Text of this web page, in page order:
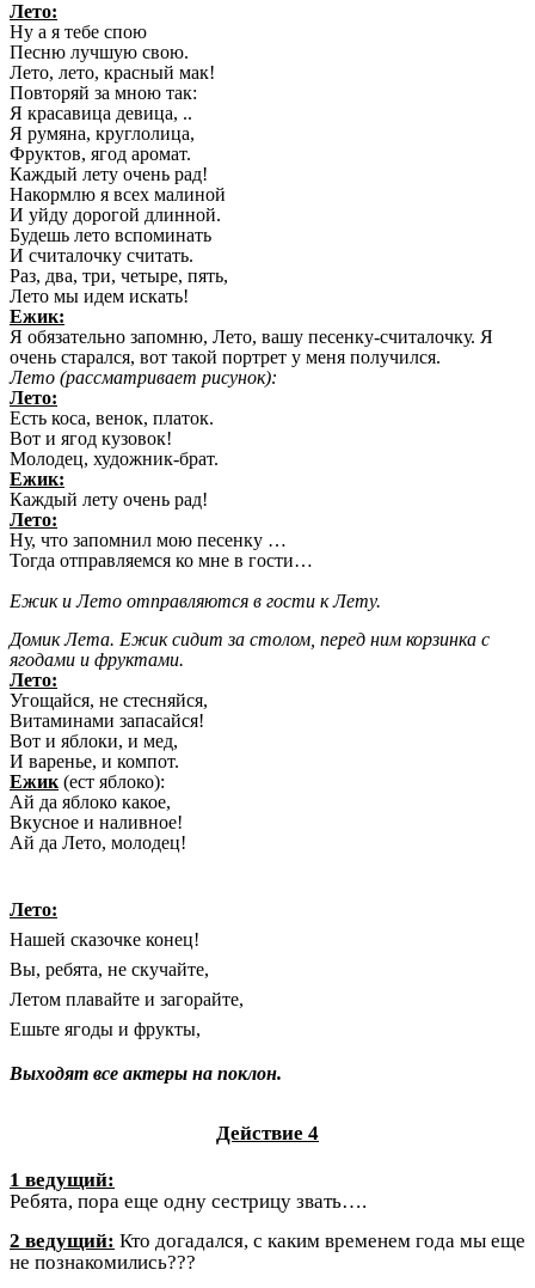
Лето:
Ну а я тебе спою
Песню лучшую свою.
Лето, лето, красный мак!
Повторяй за мною так:
Я красавица девица, ..
Я румяна, круглолица,
Фруктов, ягод аромат.
Каждый лету очень рад!
Накормлю я всех малиной
И уйду дорогой длинной.
Будешь лето вспоминать
И считалочку считать.
Раз, два, три, четыре, пять,
Лето мы идем искать!
Ежик:
Я обязательно запомню, Лето, вашу песенку-считалочку. Я
очень старался, вот такой портрет у меня получился.
Лето (рассматривает рисунок):
Лето:
Есть коса, венок, платок.
Вот и ягод кузовок!
Молодец, художник-брат.
Ежик:
Каждый лету очень рад!
Лето:
Ну, что запомнил мою песенку …
Тогда отправляемся ко мне в гости…
Ежик и Лето отправляются в гости к Лету.
Домик Лета. Ежик сидит за столом, перед ним корзинка с
ягодами и фруктами.
Лето:
Угощайся, не стесняйся,
Витаминами запасайся!
Вот и яблоки, и мед,
И варенье, и компот.
Ежик (ест яблоко):
Ай да яблоко какое,
Вкусное и наливное!
Ай да Лето, молодец!
Лето:
Нашей сказочке конец!
Вы, ребята, не скучайте,
Летом плавайте и загорайте,
Ешьте ягоды и фрукты,
Выходят все актеры на поклон.
Действие 4
1 ведущий:
Ребята, пора еще одну сестрицу звать….
2 ведущий: Кто догадался, с каким временем года мы еще
не познакомились???